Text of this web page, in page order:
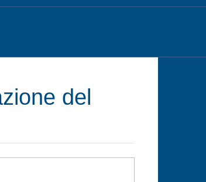
del